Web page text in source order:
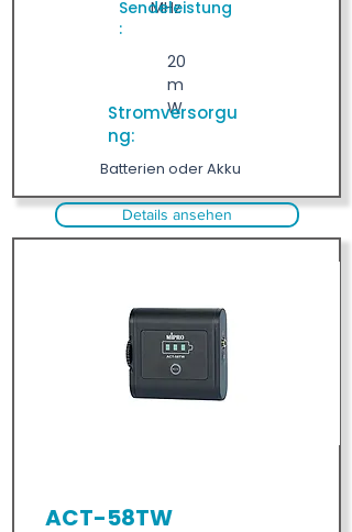
MHz
Sendeleistung
:
20
m
W
Stromversorgu
ng:
Batterien oder Akku
Details ansehen
ACT-58TW